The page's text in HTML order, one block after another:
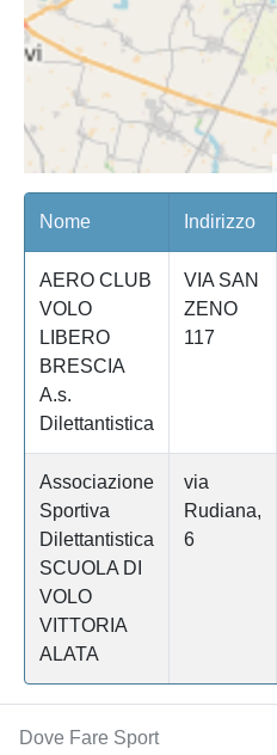
Nome Indirizzo
AERO CLUB
VOLO
LIBERO
BRESCIA
A.s.
Dilettantistica
VIA SAN
ZENO
117
Associazione
Sportiva
Dilettantistica
SCUOLA DI
VOLO
VITTORIA
ALATA
via
Rudiana,
6
Dove Fare Sport